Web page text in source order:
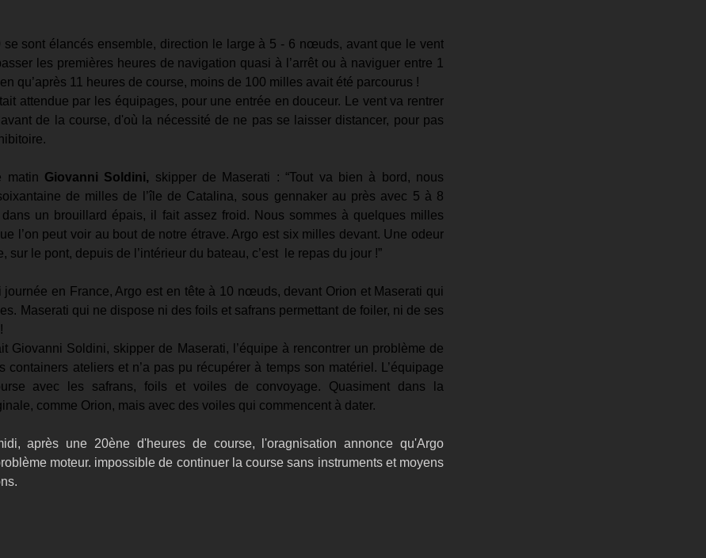
se sont élancés ensemble, direction le large à 5 - 6 nœuds, avant que le vent
les premières heures de navigation quasi à l’arrêt ou à naviguer entre 1
qu’après 11 heures de course, moins de 100 milles avait été parcourus !
attendue par les équipages, pour une entrée en douceur. Le vent va rentrer
de la course, d'où la nécessité de ne pas se laisser distancer, pour pas
matin Giovanni Soldini, skipper de Maserati : “Tout va bien à bord, nous
de milles de l’île de Catalina, sous gennaker au près avec 5 à 8
un brouillard épais, il fait assez froid. Nous sommes à quelques milles
l’on peut voir au bout de notre étrave. Argo est six milles devant. Une odeur
sur le pont, depuis de l’intérieur du bateau, c’est  le repas du jour !”
journée en France, Argo est en tête à 10 nœuds, devant Orion et Maserati qui
Maserati qui ne dispose ni des foils et safrans permettant de foiler, ni de ses
Giovanni Soldini, skipper de Maserati, l’équipe à rencontrer un problème de
containers ateliers et n’a pas pu récupérer à temps son matériel. L’équipage
avec les safrans, foils et voiles de convoyage. Quasiment dans la
comme Orion, mais avec des voiles qui commencent à dater.
après une 20ène d'heures de course, l'oragnisation annonce qu'Argo
moteur. impossible de continuer la course sans instruments et moyens